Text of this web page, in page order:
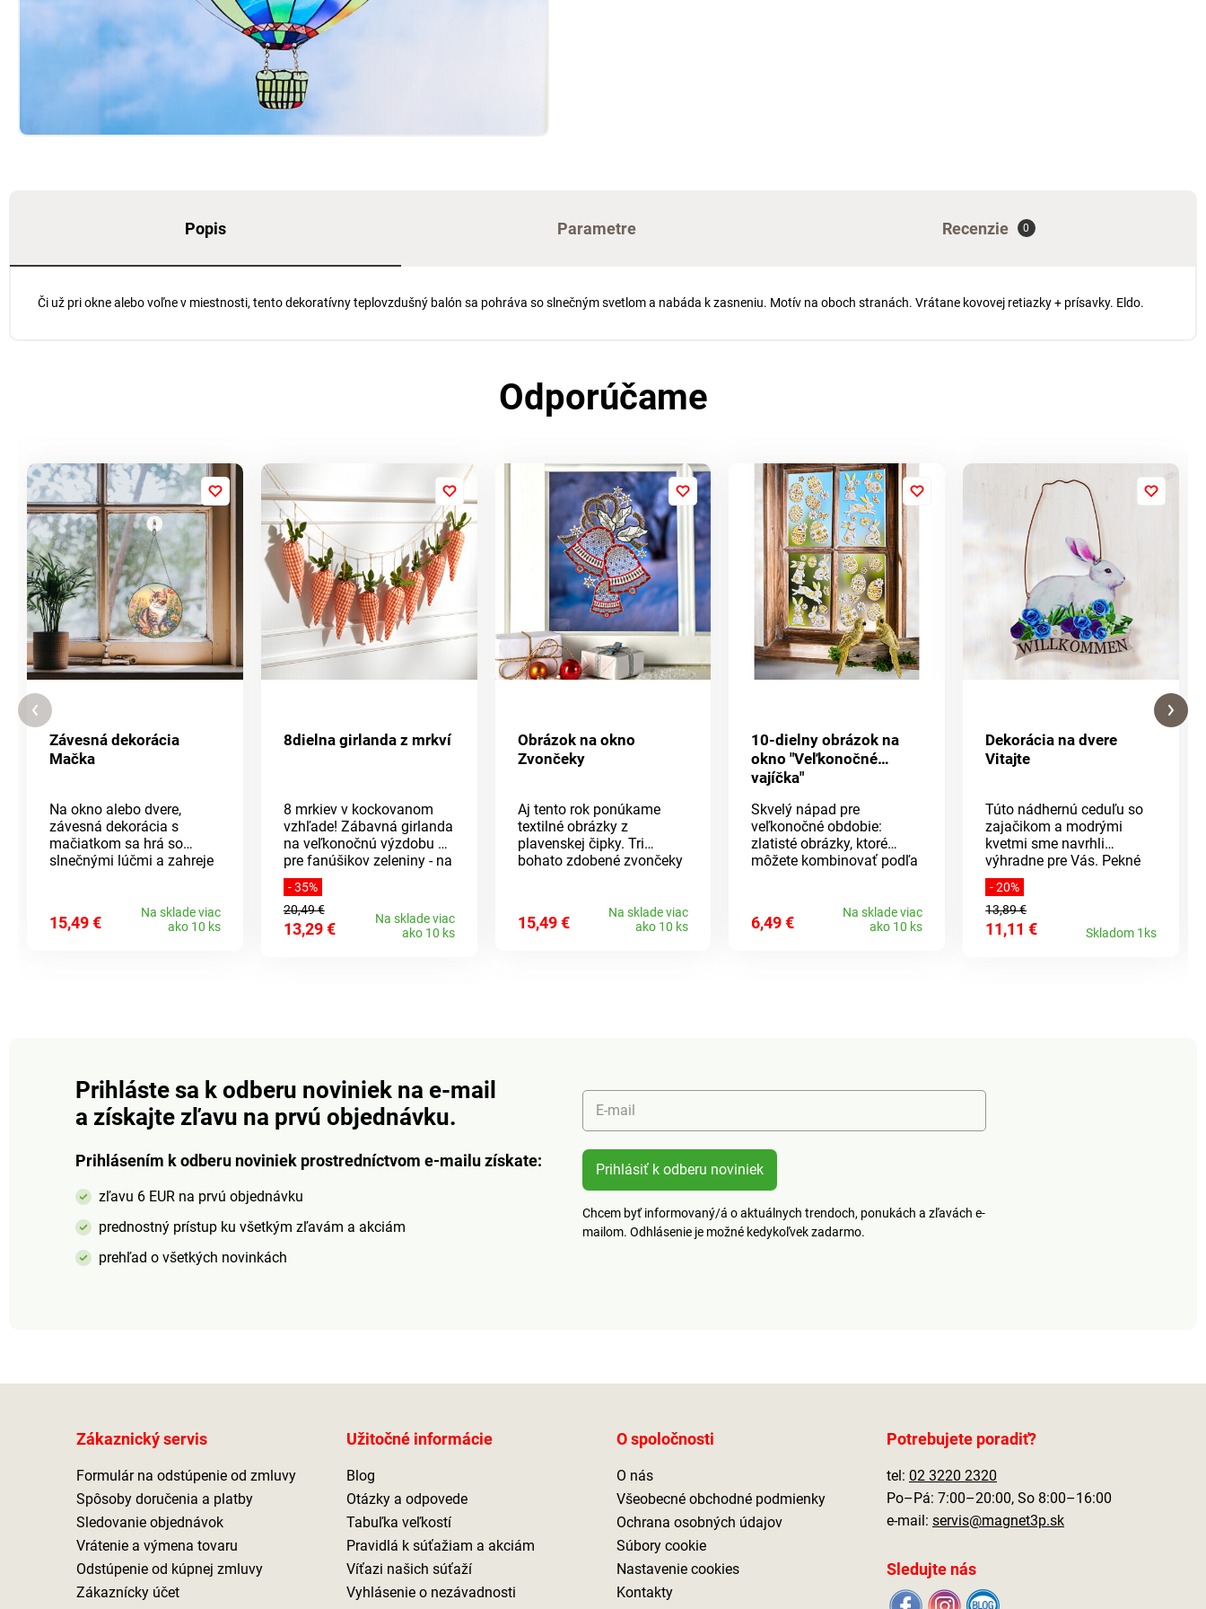
Popis Parametre Recenzie 0
Či už pri okne alebo voľne v miestnosti, tento dekoratívny teplovzdušný balón sa pohráva so slnečným svetlom a nabáda k zasneniu. Motív na oboch stranách. Vrátane kovovej retiazky + prísavky. Eldo.
Odporúčame
Závesná dekorácia
Mačka
Na okno alebo dvere,
závesná dekorácia s
mačiatkom sa hrá so
slnečnými lúčmi a zahreje
15,49 €
Na sklade viac
ako 10 ks
8dielna girlanda z mrkví
8 mrkiev v kockovanom
vzhľade! Zábavná girlanda
na veľkonočnú výzdobu a
pre fanúšikov zeleniny - na
stenu, na okno alebo
kdekoľvek v miestnosti.
- 35%
20,49 €
13,29 €
Na sklade viac
ako 10 ks
Obrázok na okno
Zvončeky
Aj tento rok ponúkame
textilné obrázky z
plavenskej čipky. Tri
bohato zdobené zvončeky
15,49 €
Na sklade viac
ako 10 ks
10-dielny obrázok na
okno "Veľkonočné
vajíčka"
Skvelý nápad pre
veľkonočné obdobie:
zlatisté obrázky, ktoré
môžete kombinovať podľa
6,49 €
Na sklade viac
ako 10 ks
Dekorácia na dvere
Vitajte
Túto nádhernú ceduľu so
zajačikom a modrými
kvetmi sme navrhli
výhradne pre Vás. Pekné
privítanie Vašich hostí -
nielen na Veľkú noc.
- 20%
13,89 €
11,11 € Skladom 1ks
Prihláste sa k odberu noviniek na e-mail
a získajte zľavu na prvú objednávku.
Prihlásením k odberu noviniek prostredníctvom e-mailu získate:
zľavu 6 EUR na prvú objednávku
prednostný prístup ku všetkým zľavám a akciám
prehľad o všetkých novinkách
E-mail
Prihlásiť k odberu noviniek
Chcem byť informovaný/á o aktuálnych trendoch, ponukách a zľavách e-
mailom. Odhlásenie je možné kedykoľvek zadarmo.
Zákaznický servis
Formulár na odstúpenie od zmluvy
Spôsoby doručenia a platby
Sledovanie objednávok
Vrátenie a výmena tovaru
Odstúpenie od kúpnej zmluvy
Zákaznícky účet
Užitočné informácie
Blog
Otázky a odpovede
Tabuľka veľkostí
Pravidlá k súťažiam a akciám
Víťazi našich súťaží
Vyhlásenie o nezávadnosti
O spoločnosti
O nás
Všeobecné obchodné podmienky
Ochrana osobných údajov
Súbory cookie
Nastavenie cookies
Kontakty
Potrebujete poradiť?
tel: 02 3220 2320
Po–Pá: 7:00–20:00, So 8:00–16:00
e-mail: servis@magnet3p.sk
Sledujte nás